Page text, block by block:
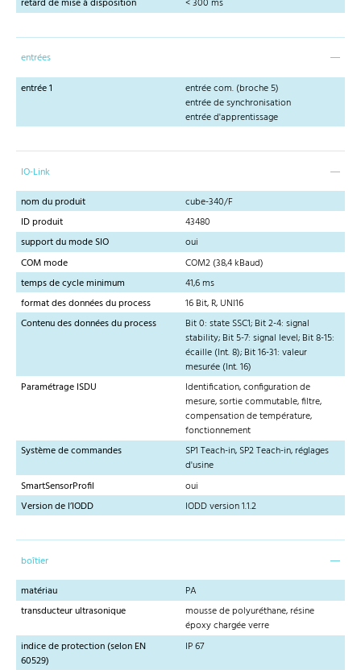
retard de mise à disposition < 300 ms
entrées
entrée 1
entrée com. (broche 5)
entrée de synchronisation
entrée d'apprentissage
IO-Link
nom du produit
cube-340/F
ID produit
43480
support du mode SIO
oui
COM mode
COM2 (38,4 kBaud)
temps de cycle minimum
41,6 ms
format des données du process
16 Bit, R, UNI16
Contenu des données du process
Bit 0: state SSC1; Bit 2-4: signal
stability; Bit 5-7: signal level; Bit 8-15:
écaille (Int. 8); Bit 16-31: valeur
mesurée (Int. 16)
Paramétrage ISDU
Identification, configuration de
mesure, sortie commutable, filtre,
compensation de température,
fonctionnement
Système de commandes
SP1 Teach-in, SP2 Teach-in, réglages
d'usine
SmartSensorProfil
oui
Version de l’IODD
IODD version 1.1.2
boîtier
matériau
PA
transducteur ultrasonique
mousse de polyuréthane, résine
époxy chargée verre
indice de protection (selon EN
60529)
IP 67